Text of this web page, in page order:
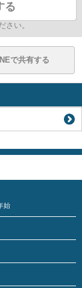
る
さい。
で共有する
始